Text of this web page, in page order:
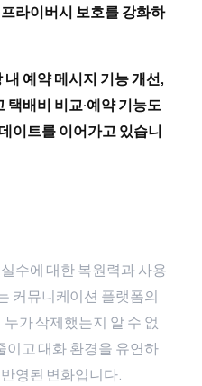
라이버시 보호를 강화하
예약 메시지 기능 개선,
택배비 비교·예약 기능도
이트를 이어가고 있습니
수에 대한 복원력과 사용
커뮤니케이션 플랫폼의
가 삭제했는지 알 수 없
이고 대화 환경을 유연하
영된 변화입니다.